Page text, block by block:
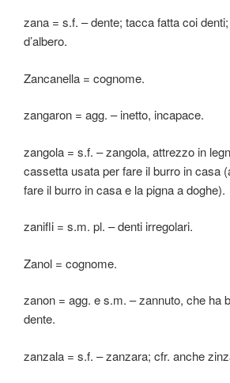
zana = s.f. – dente; tacca fatta coi
d’albero.
Zancanella = cognome.
zangaron = agg. – inetto, incapace.
zangola = s.f. – zangola, attrezzo in
cassetta usata per fare il burro in casa
fare il burro in casa e la pigna a doghe).
zanifli = s.m. pl. – denti irregolari.
Zanol = cognome.
zanon = agg. e s.m. – zannuto, che ha
dente.
zanzala = s.f. – zanzara; cfr. anche